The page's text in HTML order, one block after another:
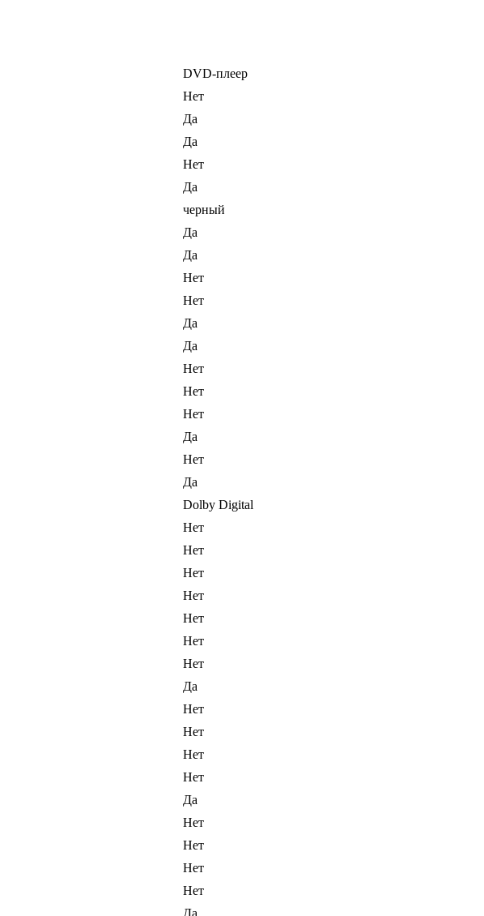
DVD-плеер
Нет
Да
Да
Нет
Да
черный
Да
Да
Нет
Нет
Да
Да
Нет
Нет
Нет
Да
Нет
Да
Dolby Digital
Нет
Нет
Нет
Нет
Нет
Нет
Нет
Да
Нет
Нет
Нет
Нет
Да
Нет
Нет
Нет
Нет